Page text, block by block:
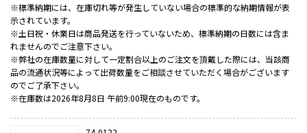
※標準納期には、在庫切れ等が発生していない場合の標準的な納期情報が表
示されています。
※土日祝・休業日は商品発送を行っていないため、標準納期の日数には含ま
れませんのでご注意下さい。
※弊社の在庫数量に対して一定割合以上のご注文を頂戴した際には、当該商
品の流通状況等によって出荷数量をご相談させていただく場合がございます
のでご了承下さい。
※在庫数は2026年8月8日 午前9:00現在のものです。